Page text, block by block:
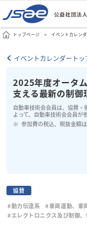
トップページ イベントカレン
イベントカレンダートッ
2025年度オータ
支える最新の制御
自動車技術会会員は、協賛・
よって、自動車技術会会員が
参加費の税込、税抜金額
協賛
#動力伝達系
#車両運動、車
#エレクトロニクス及び制